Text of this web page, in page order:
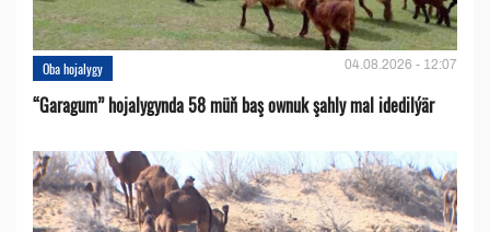
Oba hojalygy 04.08.2026 - 12:07
“Garagum” hojalygynda 58 müň baş ownuk şahly mal idedilýär